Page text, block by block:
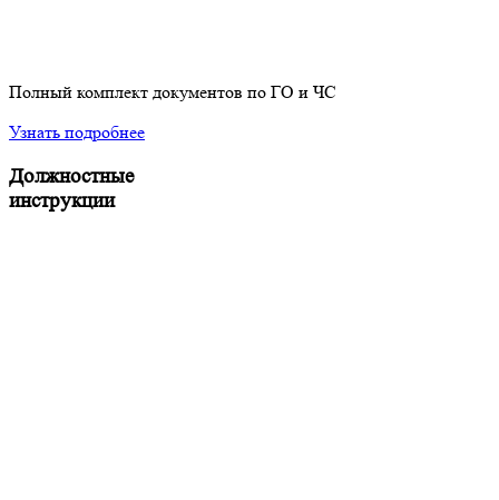
Полный комплект документов по ГО и ЧС
Узнать подробнее
Должностные
инструкции